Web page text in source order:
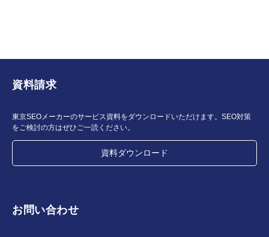
資料請求
東京SEOメーカーのサービス資料をダウンロードいただけます。SEO対策
をご検討の方はぜひご一読ください。
資料ダウンロード
お問い合わせ